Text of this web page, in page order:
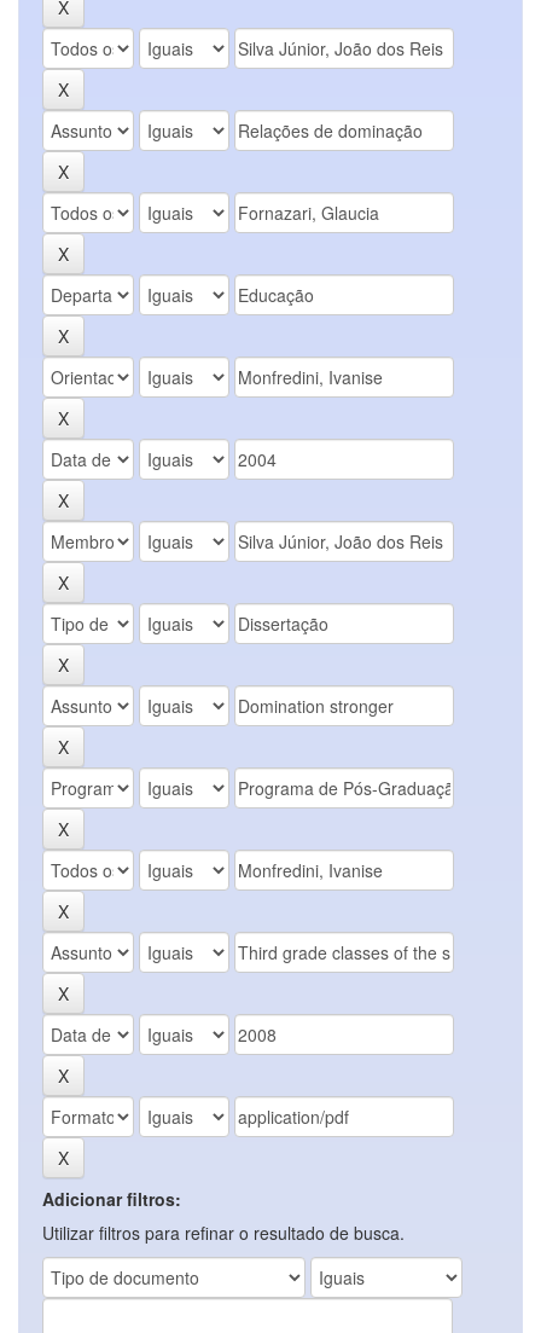
Adicionar filtros:
Utilizar filtros para refinar o resultado de busca.